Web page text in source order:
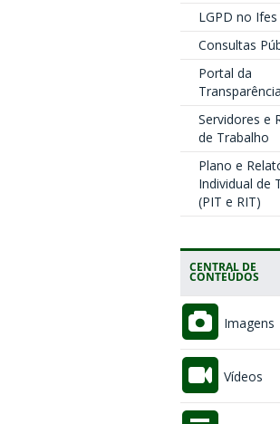
LGPD no Ifes
Consultas
Portal da
Transparência
Servidores e
de Trabalho
Plano e
Individual de
(PIT e RIT)
CENTRAL DE
CONTEÚDOS
Imagens
Vídeos